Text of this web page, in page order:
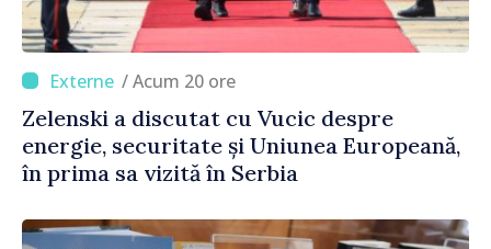
/ Acum 20 ore
Zelenski a discutat cu Vucic despre
energie, securitate și Uniunea Europeană,
în prima sa vizită în Serbia